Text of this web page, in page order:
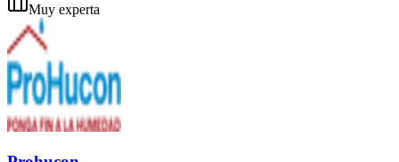
Muy experta